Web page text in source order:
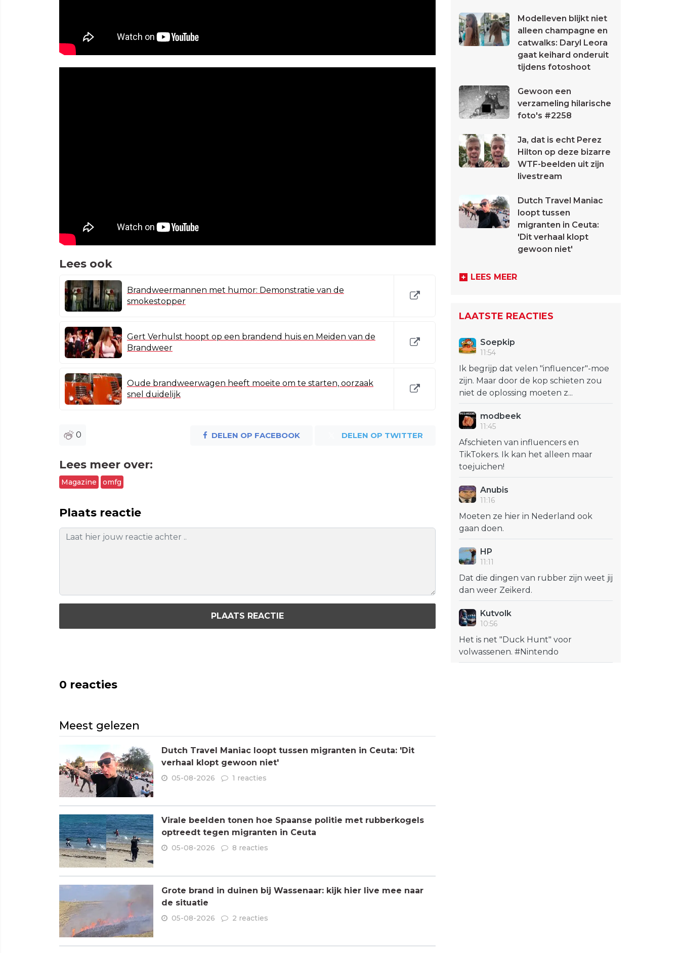
Lees ook
Brandweermannen met humor: Demonstratie van de
smokestopper
Gert Verhulst hoopt op een brandend huis en Meiden van de
Brandweer
Oude brandweerwagen heeft moeite om te starten, oorzaak
snel duidelijk
0 DELEN OP FACEBOOK DELEN OP TWITTER
Lees meer over:
Magazine omfg
Plaats reactie
PLAATS REACTIE
0 reacties
Meest gelezen
Dutch Travel Maniac loopt tussen migranten in Ceuta: 'Dit
verhaal klopt gewoon niet'
05-08-2026 1 reacties
Virale beelden tonen hoe Spaanse politie met rubberkogels
optreedt tegen migranten in Ceuta
05-08-2026 8 reacties
Grote brand in duinen bij Wassenaar: kijk hier live mee naar
de situatie
05-08-2026 2 reacties
Modelleven blijkt niet
alleen champagne en
catwalks: Daryl Leora
gaat keihard onderuit
tijdens fotoshoot
Gewoon een
verzameling hilarische
foto's #2258
Ja, dat is echt Perez
Hilton op deze bizarre
WTF-beelden uit zijn
livestream
Dutch Travel Maniac
loopt tussen
migranten in Ceuta:
'Dit verhaal klopt
gewoon niet'
LEES MEER
LAATSTE REACTIES
Soepkip
11:54
Ik begrijp dat velen "influencer"-moe
zijn. Maar door de kop schieten zou
niet de oplossing moeten z...
modbeek
11:45
Afschieten van influencers en
TikTokers. Ik kan het alleen maar
toejuichen!
Anubis
11:16
Moeten ze hier in Nederland ook
gaan doen.
HP
11:11
Dat die dingen van rubber zijn weet jij
dan weer Zeikerd.
Kutvolk
10:56
Het is net "Duck Hunt" voor
volwassenen. #Nintendo